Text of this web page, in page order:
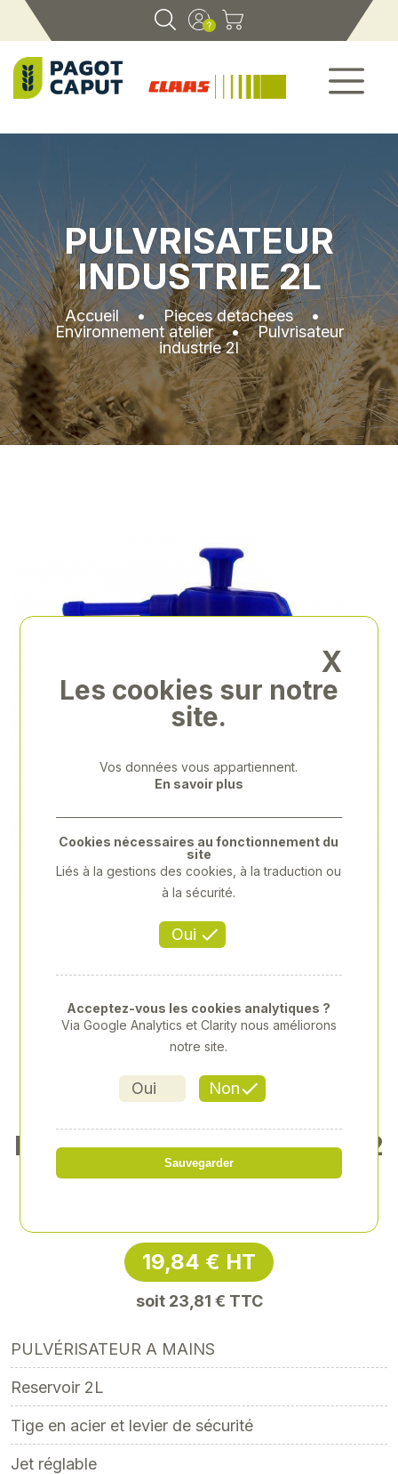
PULVRISATEUR
INDUSTRIE 2L
Accueil•Pieces detachees•
Environnement atelier•Pulvrisateur
industrie 2l
PULVRISATEUR INDUSTRIE 2
L
19,84 € HT
soit 23,81 € TTC
PULVÉRISATEUR A MAINS
Reservoir 2L
Tige en acier et levier de sécurité
Jet réglable
X
Les cookies sur notre
site.
Vos données vous appartiennent.
En savoir plus
Oui
Cookies nécessaires au fonctionnement du
site
Liés à la gestions des cookies, à la traduction ou
à la sécurité.
Oui Non
Acceptez-vous les cookies analytiques ?
Via Google Analytics et Clarity nous améliorons
notre site.
Sauvegarder